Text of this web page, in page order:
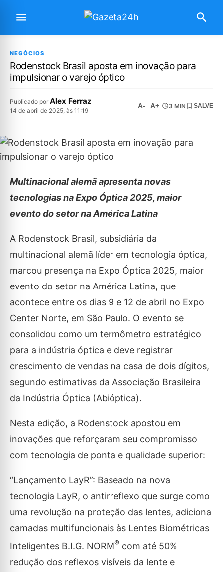
NEGÓCIOS
Rodenstock Brasil aposta em inovação para
impulsionar o varejo óptico
Publicado por Alex Ferraz
14 de abril de 2025, às 11:19
A- A+ 3 MIN SALVE
Multinacional alemã apresenta novas
tecnologias na Expo Óptica 2025, maior
evento do setor na América Latina
A Rodenstock Brasil, subsidiária da
multinacional alemã líder em tecnologia óptica,
marcou presença na Expo Óptica 2025, maior
evento do setor na América Latina, que
acontece entre os dias 9 e 12 de abril no Expo
Center Norte, em São Paulo. O evento se
consolidou como um termômetro estratégico
para a indústria óptica e deve registrar
crescimento de vendas na casa de dois dígitos,
segundo estimativas da Associação Brasileira
da Indústria Óptica (Abióptica).
Nesta edição, a Rodenstock apostou em
inovações que reforçaram seu compromisso
com tecnologia de ponta e qualidade superior:
“Lançamento LayR”: Baseado na nova
tecnologia LayR, o antirreflexo que surge como
uma revolução na proteção das lentes, adiciona
camadas multifuncionais às Lentes Biométricas
Inteligentes B.I.G. NORM® com até 50%
redução dos reflexos visíveis da lente e